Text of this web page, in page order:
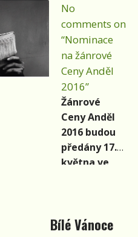
názvem
Soukromé
písně.
Nahrávka
opět
pracuje s
tichými
náladami, s
intimními
příběhy a
akustickými
kopií
předchozího
No
comments on
“Nominace
na žánrové
Ceny Anděl
2016”
Žánrové
Ceny Anděl
2016 budou
předány 17.
května ve
Music baru.
Bílé Vánoce